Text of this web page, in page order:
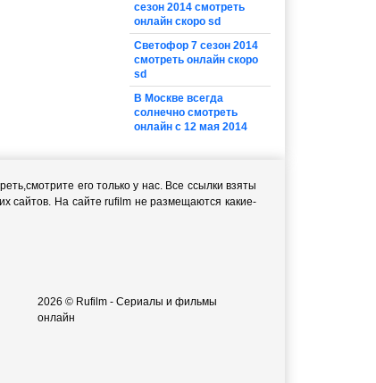
сезон 2014 смотреть
онлайн скоро sd
Светофор 7 сезон 2014
смотреть онлайн скоро
sd
В Москве всегда
солнечно смотреть
онлайн с 12 мая 2014
его только у нас. Все ссылки взяты
сайтов. На сайте rufilm не размещаются какие-
2026 © Rufilm - Сериалы и фильмы
онлайн